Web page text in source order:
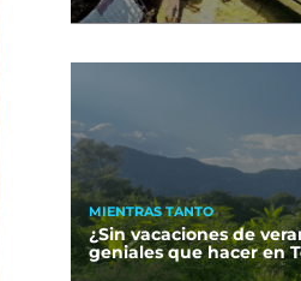
MIENTRAS TANTO
¿Sin vacaciones de
geniales que hacer en